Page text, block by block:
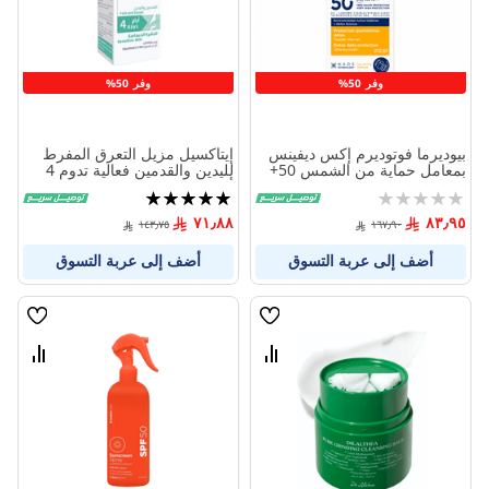
وفر 50%
بيوديرما فوتوديرم إكس ديفينس
بمعامل حماية من الشمس 50+
Rating:
0%
٨٣٫٩٥ ١٦٧٫٩٠
أضف إلى عربة التسوق
وفر 50%
إيتاكسيل مزيل التعرق المفرط
لليدين والقدمين فعالية تدوم 4
أيام للبشرة الحساسة 100 مل
تقييم:
100%
٧١٫٨٨ ١٤٣٫٧٥
أضف إلى عربة التسوق
قائمة
قارن
قائمة
قارن